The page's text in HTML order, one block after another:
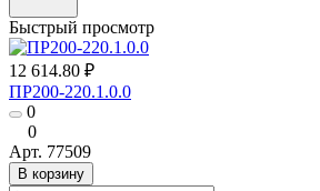
Быстрый просмотр
12 614.80 ₽
ПР200-220.1.0.0
0
0
Арт. 77509
В корзину